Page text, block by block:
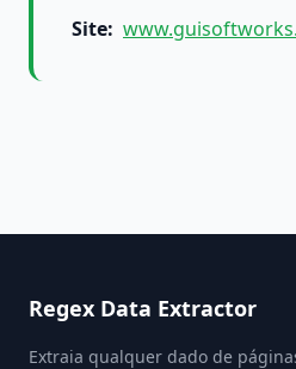
Site:
Regex Data Extractor
Extraia qualquer dado de